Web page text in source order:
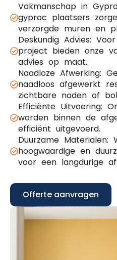
Vakmanschap in
gyproc plaatsers
verzorgde muren en
Deskundig Advies:
project bieden onze
advies op maat.
Naadloze Afwerking:
naadloos afgewerkt
zichtbare naden of
Efficiënte Uitvoering:
worden binnen de
efficiënt uitgevoerd.
Duurzame Materialen:
hoogwaardige en
voor een langdurige
Offerte aanvragen